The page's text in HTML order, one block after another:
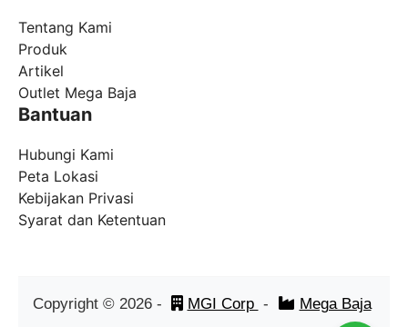
Tentang Kami
Produk
Artikel
Outlet Mega Baja
Bantuan
Hubungi Kami
Peta Lokasi
Kebijakan Privasi
Syarat dan Ketentuan
Copyright © 2026- MGI Corp - Mega Baja